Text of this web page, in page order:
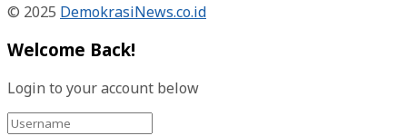
© 2025 DemokrasiNews.co.id
Welcome Back!
Login to your account below